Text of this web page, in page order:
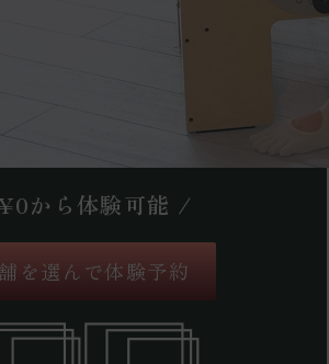
0から体験可能 /
を選んで体験予約